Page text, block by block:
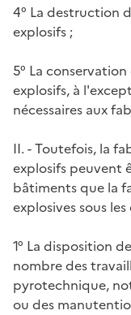
4° La destruction
explosifs ;
5° La
explosifs, à
nécessaires aux
II. - Toutefois, la
explosifs peuvent
bâtiments que la
explosives sous
1° La disposition
nombre des
pyrotechnique,
ou des